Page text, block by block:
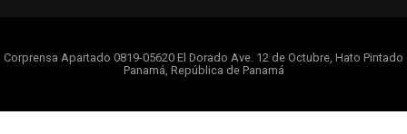
Corprensa Apartado 0819-05620 El Dorado Ave. 12 de Octubre, Hato Pintado
Panamá, República de Panamá